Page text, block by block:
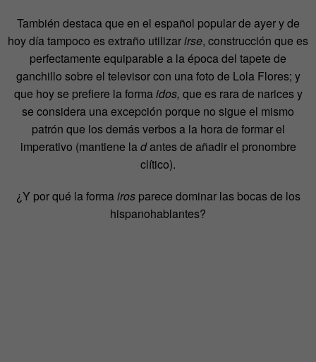
También destaca que en el español popular de ayer y de
hoy día tampoco es extraño utilizarirse, construcción que es
perfectamente equiparable a la época del tapete de
ganchillo sobre el televisor con una foto de Lola Flores; y
que hoy se prefiere la formaidos, que es rara de narices y
se considera una excepción porque no sigue el mismo
patrón que los demás verbos a la hora de formar el
imperativo (mantiene ladantes de añadir el pronombre
clítico).
¿Y por qué la formairosparece dominar las bocas de los
hispanohablantes?